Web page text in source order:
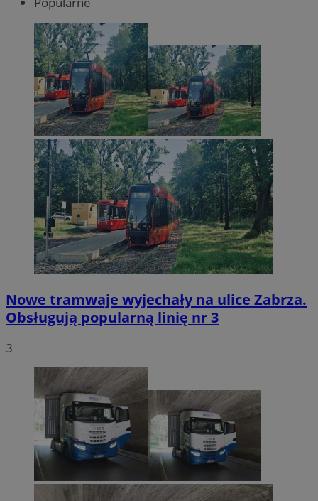
Nowe tramwaje wyjechały na ulice Zabrza.
Obsługują popularną linię nr 3
3